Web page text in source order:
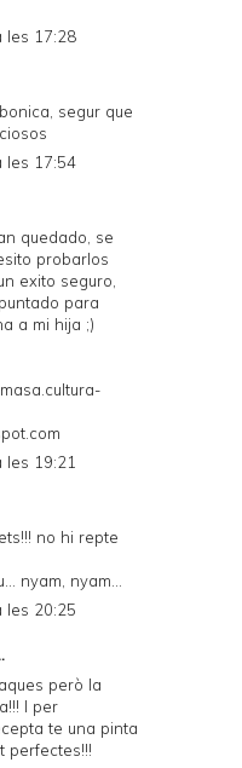
les 17:28
segur que
les 17:54
quedado, se
probarlos
exito seguro,
para
a mi hija ;)
les 19:21
no hi repte
nyam, nyam...
les 20:25
però la
I per
te una pinta
perfectes!!!